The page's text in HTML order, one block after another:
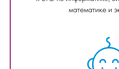
математике и